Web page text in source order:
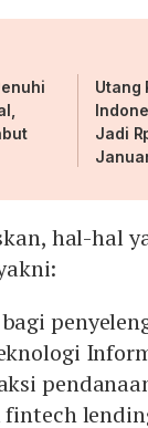
Utang
Jadi
hal-hal